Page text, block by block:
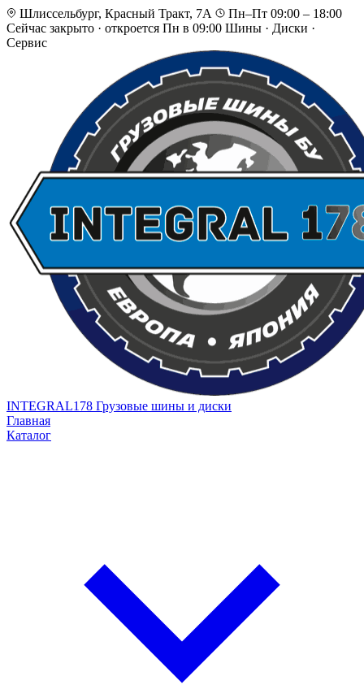
Шлиссельбург, Красный Тракт, 7А
Пн–Пт 09:00 – 18:00
Сейчас закрыто · откроется Пн в 09:00 Шины · Диски ·
Сервис
INTEGRAL178 Грузовые шины и диски
Главная
Каталог